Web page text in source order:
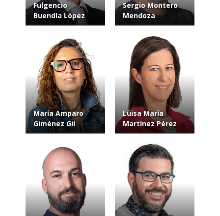
Fulgencio
Buendía López
Sergio Montero
Mendoza
María Amparo
Giménez Gil
Luisa María
Martínez Pérez